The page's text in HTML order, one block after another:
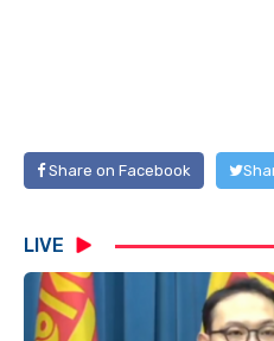
Share on Facebook
LIVE